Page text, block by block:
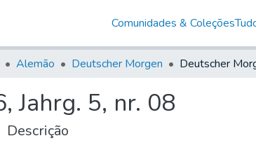
Comunidades & Coleções
Alemão Deutscher Morgen
Jahrg. 5, nr. 08
Descrição